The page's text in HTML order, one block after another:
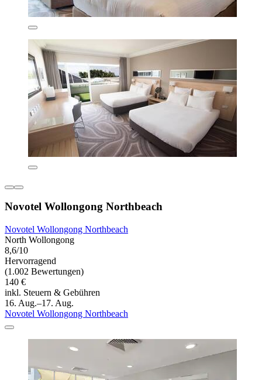
Novotel Wollongong Northbeach
Novotel Wollongong Northbeach
North Wollongong
8,6/10
Hervorragend
(1.002 Bewertungen)
140 €
inkl. Steuern & Gebühren
16. Aug.–17. Aug.
Novotel Wollongong Northbeach